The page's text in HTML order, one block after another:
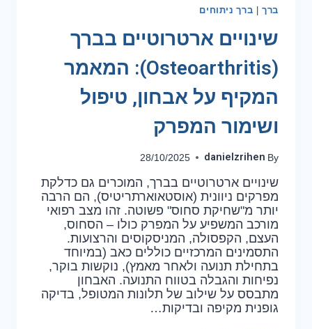
ברך| ברך ניתוחים
שינויים ארטרוטיים בברך
(Osteoarthritis): המאמר
המקיף על אבחון, טיפול
ושימור המפרק
By
danielzrihen
28/10/2025
שינויים ארטרוטיים בברך, המוכרים גם כדלקת
מפרקים ניוונית (אוסטאוארתריטיס), הם הרבה
יותר מ"שחיקת סחוס" פשוטה. זהו מצב רפואי
מורכב המשפיע על המפרק כולו – הסחוס,
העצם, הקפסולה, המניסקוסים והרצועות.
התסמינים המרכזיים כוללים כאב (במיוחד
בתחילת תנועה ולאחר מאמץ), נוקשות בוקר,
נפיחות והגבלה בטווח התנועה. האבחון
מתבסס על שילוב של תלונות המטופל, בדיקה
גופנית מקיפה ובדיקות…